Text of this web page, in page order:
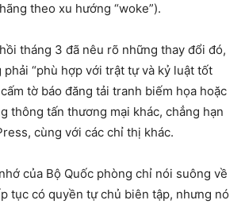
theo xu hướng “woke”).
tháng 3 đã nêu rõ những thay đổi đó,
“phù hợp với trật tự và kỷ luật tốt
tờ báo đăng tải tranh biếm họa hoặc
thông tấn thương mại khác, chẳng hạn
cùng với các chỉ thị khác.
của Bộ Quốc phòng chỉ nói suông về
tục có quyền tự chủ biên tập, nhưng nó